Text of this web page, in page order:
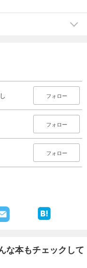
フォロー
フォロー
フォロー
な本もチェックして